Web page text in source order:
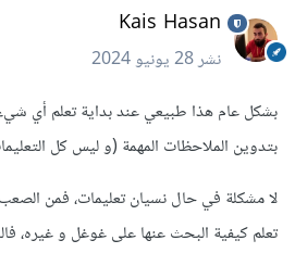
Kais Hasan
نشر28 يونيو 2024
بشكل عام هذا طبيعي عند بداية تعلم أي
بتدوين الملاحظات المهمة (و ليس كل
لا مشكلة في حال نسيان تعليمات، فمن
تعلم كيفية البحث عنها على غوغل و غيره،